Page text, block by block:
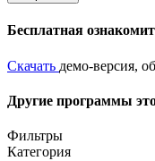
Бесплатная
Скачать демо-версия,
Другие программы
Фильтры
Категория